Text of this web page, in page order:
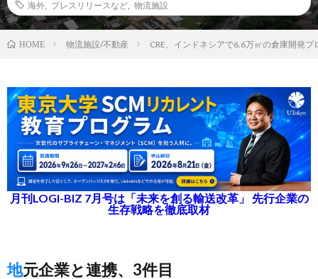
海外
プレスリリースなど 物流施設
HOME 物流施設/不動産 CRE、インドネシアで6.6万㎡の倉庫開発プ
月刊LOGI-BIZ 7月号は「未来を創る輸送改革」 先行企業の
生存戦略を徹底取材
地元企業と連携、3件目